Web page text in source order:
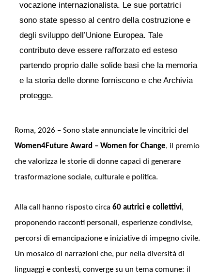
vocazione internazionalista. Le sue portatrici
sono state spesso al centro della costruzione e
degli sviluppo dell’Unione Europea. Tale
contributo deve essere rafforzato ed esteso
partendo proprio dalle solide basi che la memoria
e la storia delle donne forniscono e che Archivia
protegge.
Roma, 2026 – Sono state annunciate le vincitrici del
Women4Future Award – Women for Change, il premio
che valorizza le storie di donne capaci di generare
trasformazione sociale, culturale e politica.
Alla call hanno risposto circa 60 autrici e collettivi,
proponendo racconti personali, esperienze condivise,
percorsi di emancipazione e iniziative di impegno civile.
Un mosaico di narrazioni che, pur nella diversità di
linguaggi e contesti, converge su un tema comune: il